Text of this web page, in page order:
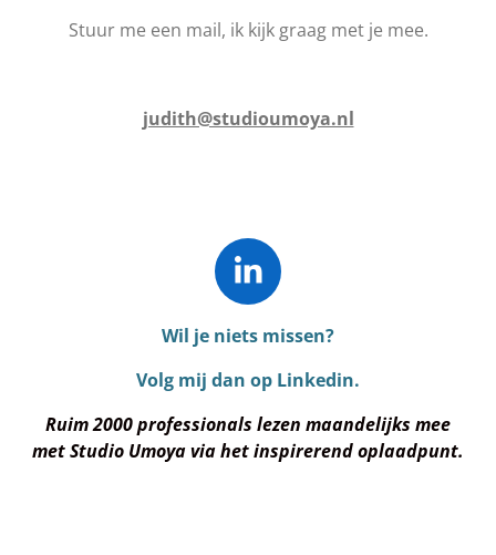
Stuur me een mail, ik kijk graag met je mee.
judith@studioumoya.nl
L
i
n
k
e
d
Wil je niets missen?
Volg mij dan op Linkedin.
Ruim 2000 professionals lezen maandelijks mee
metStudio Umoya via het inspirerend oplaadpunt.